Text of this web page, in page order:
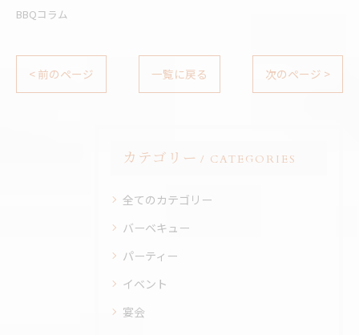
BBQコラム
< 前のページ 一覧に戻る 次のページ >
カテゴリー CATEGORIES
全てのカテゴリー
バーベキュー
パーティー
イベント
宴会